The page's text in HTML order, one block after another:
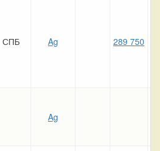
СПБ Ag 289 750
Ag